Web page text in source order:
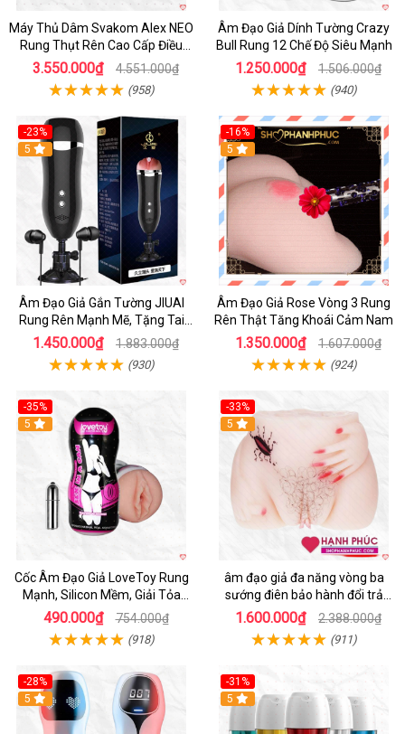
Máy Thủ Dâm Svakom Alex NEO
Rung Thụt Rên Cao Cấp Điều
Khiển App
3.550.000₫ 4.551.000₫
(958)
Âm Đạo Giả Dính Tường Crazy
Bull Rung 12 Chế Độ Siêu Mạnh
1.250.000₫ 1.506.000₫
(940)
-23%
5
Âm Đạo Giả Gắn Tường JIUAI
Rung Rên Mạnh Mẽ, Tặng Tai
Nghe
1.450.000₫ 1.883.000₫
(930)
-16%
5
Âm Đạo Giả Rose Vòng 3 Rung
Rên Thật Tăng Khoái Cảm Nam
1.350.000₫ 1.607.000₫
(924)
-35%
5
Cốc Âm Đạo Giả LoveToy Rung
Mạnh, Silicon Mềm, Giải Tỏa
Sinh Lý
490.000₫ 754.000₫
(918)
-33%
5
âm đạo giả đa năng vòng ba
sướng điên bảo hành đổi trả
nhanh
1.600.000₫ 2.388.000₫
(911)
-28%
5
-31%
Hot
5